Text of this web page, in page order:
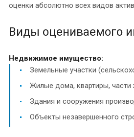
оценки абсолютно всех видов
Виды оцениваемого
Недвижимое имущество:
Земельные участки
Жилые дома, квартиры,
Здания и сооружения
Объекты незавершенного